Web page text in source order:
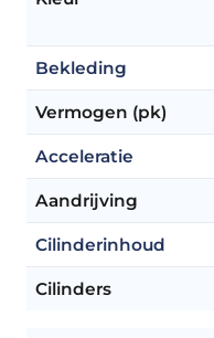
Bekleding
Vermogen (pk)
Acceleratie
Aandrijving
Cilinderinhoud
Cilinders